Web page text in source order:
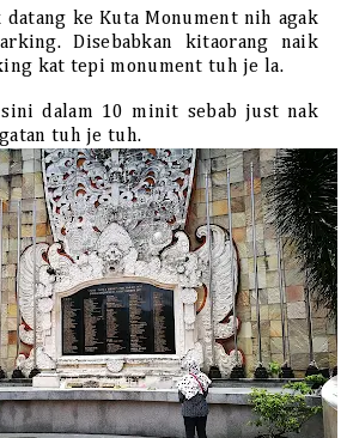
ke Kuta Monument nih agak
Disebabkan kitaorang naik
kat tepi monument tuh je la.
dalam 10 minit sebab just nak
tuh je tuh.